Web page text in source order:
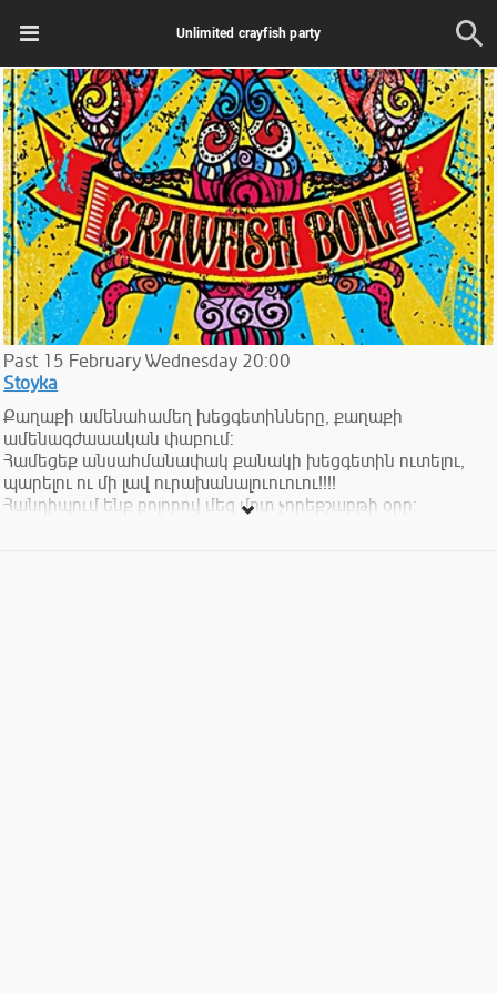
Unlimited crayfish party
Past 15 February Wednesday 20:00
Stoyka
Քաղաքի ամենահամեղ խեցգետինները, քաղաքի
ամենագժաաական փաբում:
Համեցեք անսահմանափակ քանակի խեցգետին ուտելու,
պարելու ու մի լավ ուրախանալուուուու!!!!
Հանդիպում ենք բոլորով մեզ մոտ չորեքշաբթի օրը: